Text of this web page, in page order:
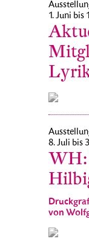
1. Juni bis
8. Juli bis
WH:
von